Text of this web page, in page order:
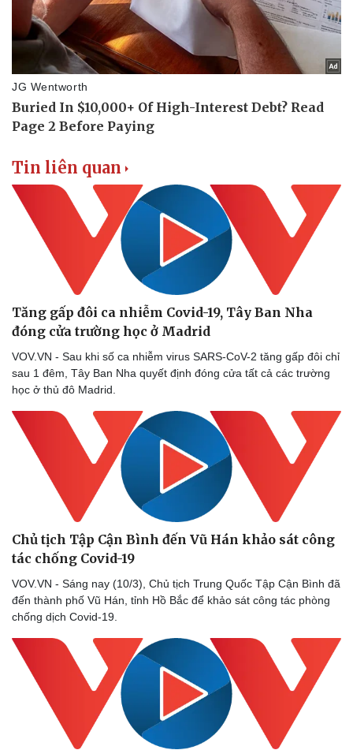
Tin liên quan
Tăng gấp đôi ca nhiễm Covid-19, Tây Ban Nha
đóng cửa trường học ở Madrid
VOV.VN - Sau khi số ca nhiễm virus SARS-CoV-2 tăng gấp đôi chỉ
sau 1 đêm, Tây Ban Nha quyết định đóng cửa tất cả các trường
học ở thủ đô Madrid.
Chủ tịch Tập Cận Bình đến Vũ Hán khảo sát công
tác chống Covid-19
VOV.VN - Sáng nay (10/3), Chủ tịch Trung Quốc Tập Cận Bình đã
đến thành phố Vũ Hán, tỉnh Hồ Bắc để khảo sát công tác phòng
chống dịch Covid-19.